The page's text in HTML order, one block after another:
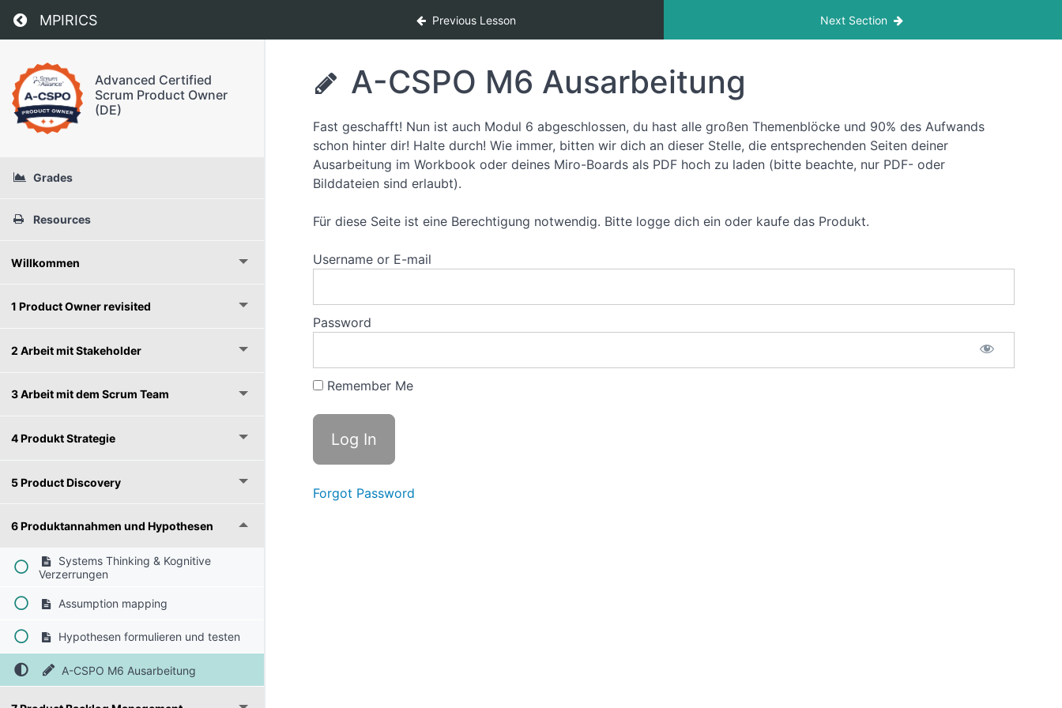
Return to course: Advanced Certified Scrum Product Owner (DE)
MPIRICS Previous Lesson Next Section
Advanced Certified
Scrum Product Owner
(DE)
Grades
Resources
Willkommen
1 Product Owner revisited
2 Arbeit mit Stakeholder
3 Arbeit mit dem Scrum Team
4 Produkt Strategie
5 Product Discovery
6 Produktannahmen und Hypothesen
Systems Thinking & Kognitive
Verzerrungen
Assumption mapping
Hypothesen formulieren und testen
A-CSPO M6 Ausarbeitung
A-CSPO M6 Ausarbeitung
Fast geschafft! Nun ist auch Modul 6 abgeschlossen, du hast alle großen Themenblöcke und 90% des Aufwands
schon hinter dir! Halte durch! Wie immer, bitten wir dich an dieser Stelle, die entsprechenden Seiten deiner
Ausarbeitung im Workbook oder deines Miro-Boards als PDF hoch zu laden (bitte beachte, nur PDF- oder
Bilddateien sind erlaubt).
Für diese Seite ist eine Berechtigung notwendig. Bitte logge dich ein oder kaufe das Produkt.
Username or E-mail
Password
Remember Me
Forgot Password